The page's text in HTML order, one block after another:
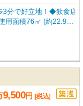
3分で好立地！◆飲食店
面積76㎡ (約22.99坪)
紹介出来ます！！何
けください！
9,500円 [税込]